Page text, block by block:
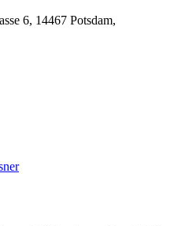
6, 14467 Potsdam,